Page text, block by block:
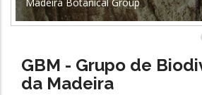
GBM - Grupo de
da Madeira